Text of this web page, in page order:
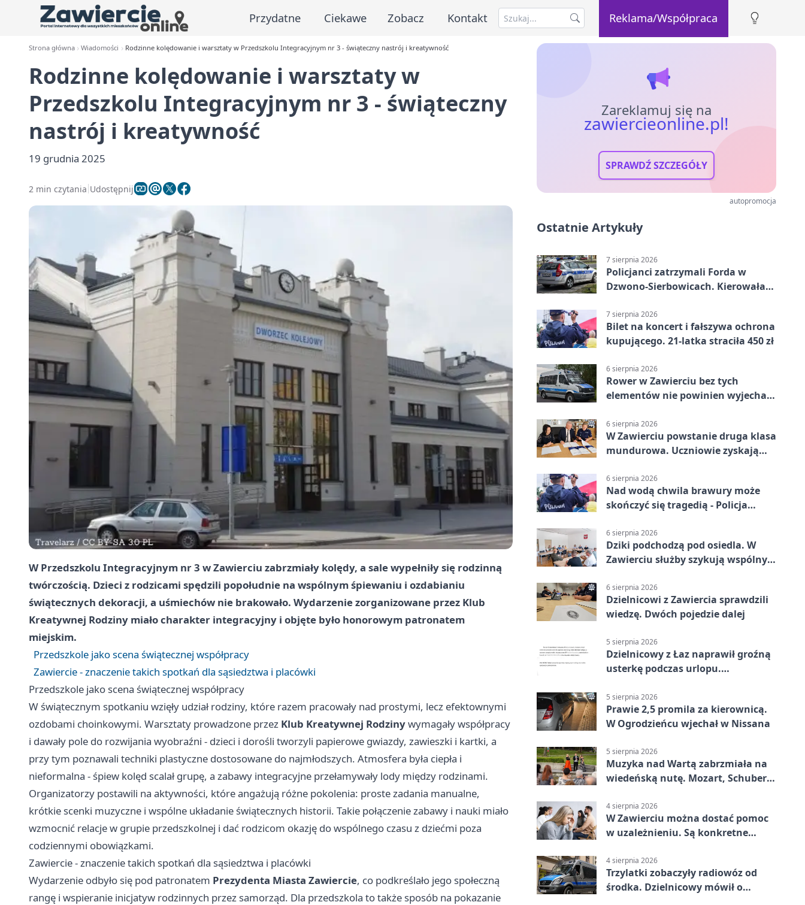
Przydatne Ciekawe Zobacz Kontakt Reklama/Współpraca
Strona główna Wiadomości Rodzinne kolędowanie i warsztaty w Przedszkolu Integracyjnym nr 3 - świąteczny nastrój i kreatywność
Rodzinne kolędowanie i warsztaty w
Przedszkolu Integracyjnym nr 3 - świąteczny
nastrój i kreatywność
19 grudnia 2025
2 min czytania Udostępnij
W Przedszkolu Integracyjnym nr 3 w Zawierciu zabrzmiały kolędy, a sale wypełniły się rodzinną
twórczością. Dzieci z rodzicami spędzili popołudnie na wspólnym śpiewaniu i ozdabianiu
świątecznych dekoracji, a uśmiechów nie brakowało. Wydarzenie zorganizowane przez Klub
Kreatywnej Rodziny miało charakter integracyjny i objęte było honorowym patronatem
miejskim.
Przedszkole jako scena świątecznej współpracy
Zawiercie - znaczenie takich spotkań dla sąsiedztwa i placówki
Przedszkole jako scena świątecznej współpracy
W świątecznym spotkaniu wzięły udział rodziny, które razem pracowały nad prostymi, lecz efektownymi
ozdobami choinkowymi. Warsztaty prowadzone przez Klub Kreatywnej Rodzinywymagały współpracy
i dawały pole do rozwijania wyobraźni - dzieci i dorośli tworzyli papierowe gwiazdy, zawieszki i kartki, a
przy tym poznawali techniki plastyczne dostosowane do najmłodszych. Atmosfera była ciepła i
nieformalna - śpiew kolęd scalał grupę, a zabawy integracyjne przełamywały lody między rodzinami.
Organizatorzy postawili na aktywności, które angażują różne pokolenia: proste zadania manualne,
krótkie scenki muzyczne i wspólne układanie świątecznych historii. Takie połączenie zabawy i nauki miało
wzmocnić relacje w grupie przedszkolnej i dać rodzicom okazję do wspólnego czasu z dziećmi poza
codziennymi obowiązkami.
Zawiercie - znaczenie takich spotkań dla sąsiedztwa i placówki
Wydarzenie odbyło się pod patronatem Prezydenta Miasta Zawiercie, co podkreślało jego społeczną
rangę i wspieranie inicjatyw rodzinnych przez samorząd. Dla przedszkola to także sposób na pokazanie
Zareklamuj się na
zawiercieonline.pl!
SPRAWDŹ SZCZEGÓŁY
autopromocja
Ostatnie Artykuły
7 sierpnia 2026
Policjanci zatrzymali Forda w
Dzwono-Sierbowicach. Kierowała
7 sierpnia 2026
Bilet na koncert i fałszywa ochrona
kupującego. 21-latka straciła 450 zł
6 sierpnia 2026
Rower w Zawierciu bez tych
elementów nie powinien wyjechać
6 sierpnia 2026
W Zawierciu powstanie druga klasa
mundurowa. Uczniowie zyskają
6 sierpnia 2026
Nad wodą chwila brawury może
skończyć się tragedią - Policja
6 sierpnia 2026
Dziki podchodzą pod osiedla. W
Zawierciu służby szykują wspólny
6 sierpnia 2026
Dzielnicowi z Zawiercia sprawdzili
wiedzę. Dwóch pojedzie dalej
5 sierpnia 2026
Dzielnicowy z Łaz naprawił groźną
usterkę podczas urlopu.
5 sierpnia 2026
Prawie 2,5 promila za kierownicą.
W Ogrodzieńcu wjechał w Nissana
5 sierpnia 2026
Muzyka nad Wartą zabrzmiała na
wiedeńską nutę. Mozart, Schubert i
4 sierpnia 2026
W Zawierciu można dostać pomoc
w uzależnieniu. Są konkretne
4 sierpnia 2026
Trzylatki zobaczyły radiowóz od
środka. Dzielnicowy mówił o